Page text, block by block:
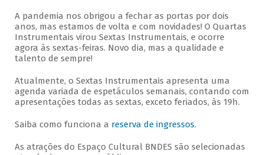
A pandemia nos obrigou a fechar as portas por dois
anos, mas estamos de volta e com novidades! O Quartas
Instrumentais virou Sextas Instrumentais, e ocorre
agora às sextas-feiras. Novo dia, mas a qualidade e
talento de sempre!
Atualmente, o Sextas Instrumentais apresenta uma
agenda variada de espetáculos semanais, contando com
apresentações todas as sextas, exceto feriados, às 19h.
Saiba como funciona a reserva de ingressos.
As atrações do Espaço Cultural BNDES são selecionadas